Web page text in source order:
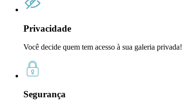
Privacidade
Você decide quem tem acesso à sua galeria privada!
Segurança